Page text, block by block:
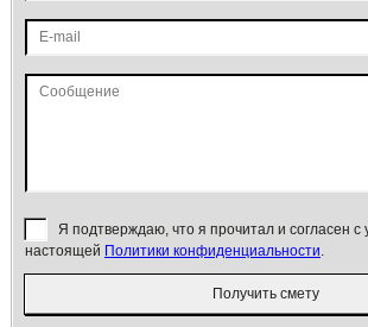
Я подтверждаю, что я прочитал и согласен с
настоящей Политики конфиденциальности.
Получить смету